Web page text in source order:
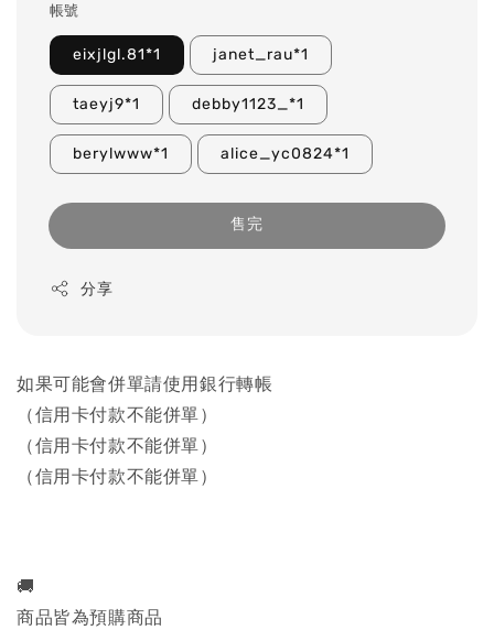
帳號
eixjlgl.81*1 janet_rau*1
taeyj9*1 debby1123_*1
berylwww*1 alice_yc0824*1
售完
分享
如果可能會併單請使用銀行轉帳
（信用卡付款不能併單）
（信用卡付款不能併單）
（信用卡付款不能併單）
🚚
商品皆為預購商品